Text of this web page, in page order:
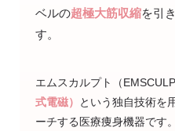
ベルの超極大筋収縮を引
す。
エムスカルプト（
式電磁）
という独自技術を
ーチする医療痩身機器です。